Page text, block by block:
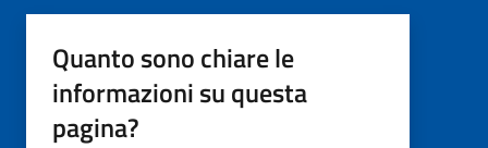
Quanto sono chiare le
informazioni su questa
pagina?